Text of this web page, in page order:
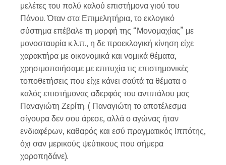
μελέτες του πολύ καλού επιστήμονα γιού του
Πάνου. Όταν στα Επιμελητήρια, το εκλογικό
σύστημα επέβαλε τη μορφή της “Μονομαχίας” με
μονοσταυρία κ.λ.π., η δε προεκλογική κίνηση είχε
χαρακτήρα με οικονομικά και νομικά θέματα,
χρησιμοποιήσαμε με επιτυχία τις επιστημονικές
τοποθετήσεις που είχε κάνει σαύτά τα θέματα ο
καλός επιστήμονας αδερφός του αντιπάλου μας
Παναγιώτη Ζερίτη. ( Παναγιώτη το αποτέλεσμα
σίγουρα δεν σου άρεσε, αλλά ο αγώνας ήταν
ενδιαφέρων, καθαρός και εσύ πραγματικός Ιππότης,
όχι σαν μερικούς ψεύτικους που σήμερα
χοροπηδάνε).